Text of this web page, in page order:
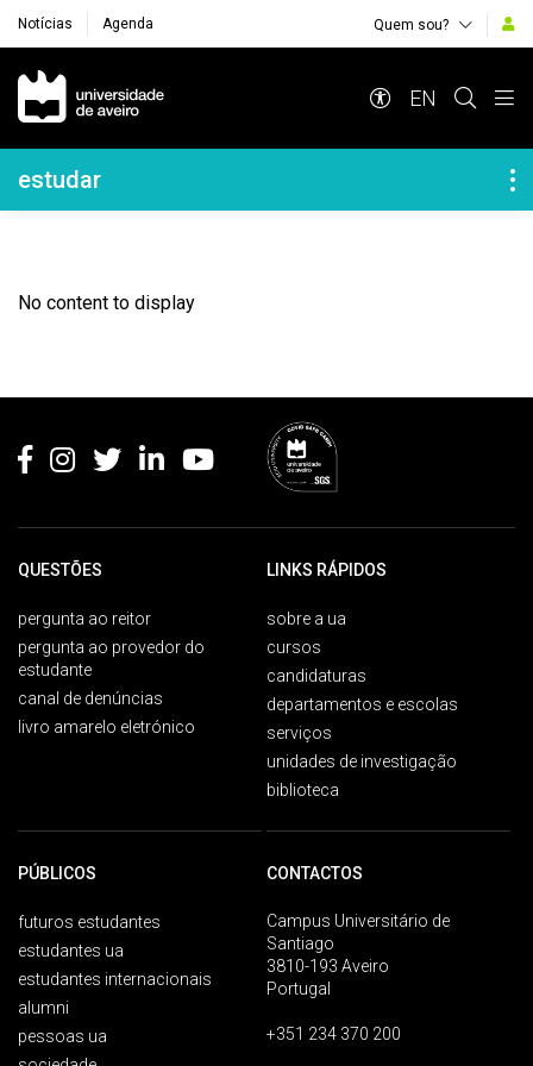
Notícias Agenda Quem sou?
Navegação Principal
EN
Navegação Lateral
estudar
No content to display
QUESTÕES
pergunta ao reitor
pergunta ao provedor do
estudante
canal de denúncias
livro amarelo eletrónico
LINKS RÁPIDOS
sobre a ua
cursos
candidaturas
departamentos e escolas
serviços
unidades de investigação
biblioteca
PÚBLICOS
futuros estudantes
estudantes ua
estudantes internacionais
alumni
pessoas ua
CONTACTOS
Campus Universitário de
Santiago
3810-193 Aveiro
Portugal
+351 234 370 200